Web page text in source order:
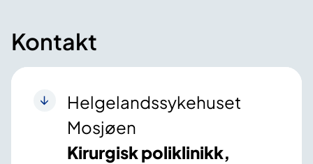
Kontakt
Helgelandssykehuset
Mosjøen
Kirurgisk poliklinikk,